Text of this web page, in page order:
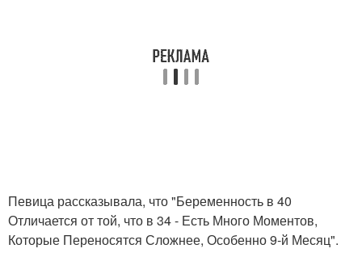
Певица рассказывала, что "Беременность в 40
Отличается от той, что в 34 - Есть Много Моментов,
Которые Переносятся Сложнее, Особенно 9-й Месяц".